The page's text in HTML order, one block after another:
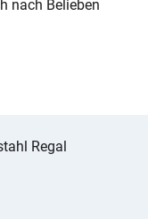
nach Belieben
Regal